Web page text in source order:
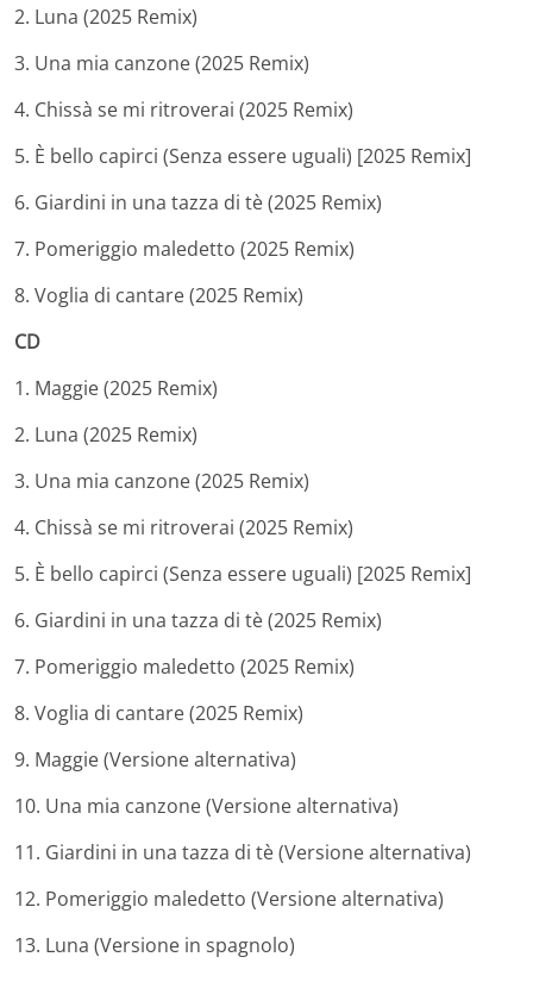
2. Luna (2025 Remix)
3. Una mia canzone (2025 Remix)
4. Chissà se mi ritroverai (2025 Remix)
5. È bello capirci (Senza essere uguali) [2025 Remix]
6. Giardini in una tazza di tè (2025 Remix)
7. Pomeriggio maledetto (2025 Remix)
8. Voglia di cantare (2025 Remix)
CD
1. Maggie (2025 Remix)
2. Luna (2025 Remix)
3. Una mia canzone (2025 Remix)
4. Chissà se mi ritroverai (2025 Remix)
5. È bello capirci (Senza essere uguali) [2025 Remix]
6. Giardini in una tazza di tè (2025 Remix)
7. Pomeriggio maledetto (2025 Remix)
8. Voglia di cantare (2025 Remix)
9. Maggie (Versione alternativa)
10. Una mia canzone (Versione alternativa)
11. Giardini in una tazza di tè (Versione alternativa)
12. Pomeriggio maledetto (Versione alternativa)
13. Luna (Versione in spagnolo)